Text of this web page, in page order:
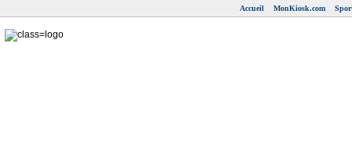
Accueil MonKiosk.com